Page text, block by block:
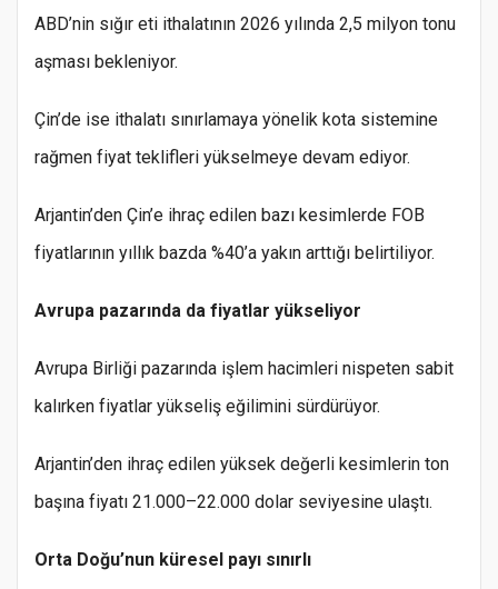
ABD’nin sığır eti ithalatının 2026 yılında 2,5 milyon tonu
aşması bekleniyor.
Çin’de ise ithalatı sınırlamaya yönelik kota sistemine
rağmen fiyat teklifleri yükselmeye devam ediyor.
Arjantin’den Çin’e ihraç edilen bazı kesimlerde FOB
fiyatlarının yıllık bazda %40’a yakın arttığı belirtiliyor.
Avrupa pazarında da fiyatlar yükseliyor
Avrupa Birliği pazarında işlem hacimleri nispeten sabit
kalırken fiyatlar yükseliş eğilimini sürdürüyor.
Arjantin’den ihraç edilen yüksek değerli kesimlerin ton
başına fiyatı 21.000–22.000 dolar seviyesine ulaştı.
Orta Doğu’nun küresel payı sınırlı